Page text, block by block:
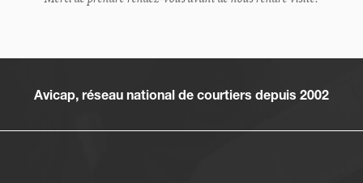
Avicap, réseau national de courtiers depuis 2002